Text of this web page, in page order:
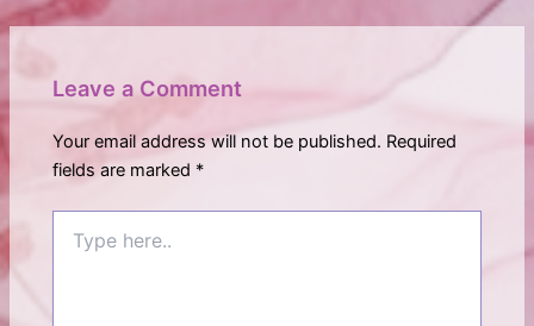
Leave a Comment
Your email address will not be published. Required
fields are marked *
here..